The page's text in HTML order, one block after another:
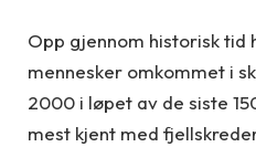
Opp gjennom historisk tid
mennesker omkommet i
2000 i løpet av de siste
mest kjent med